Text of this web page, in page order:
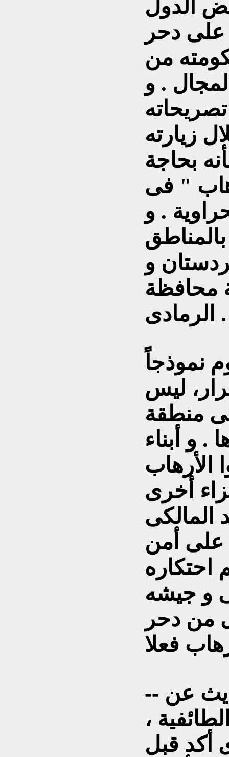
الدول
دحر
من
. و
زيارته
بحاجة
" فى
. و
و
محافظة
الرمادى .
نموذجاً
ليس
منطقة
و أبناء
الأرهاب
أخرى
المالكى
على أمن
احتكاره
و جيشه
من دحر
-- يروق للمالكى كثيراً الحديث عن
،
أكد قبل